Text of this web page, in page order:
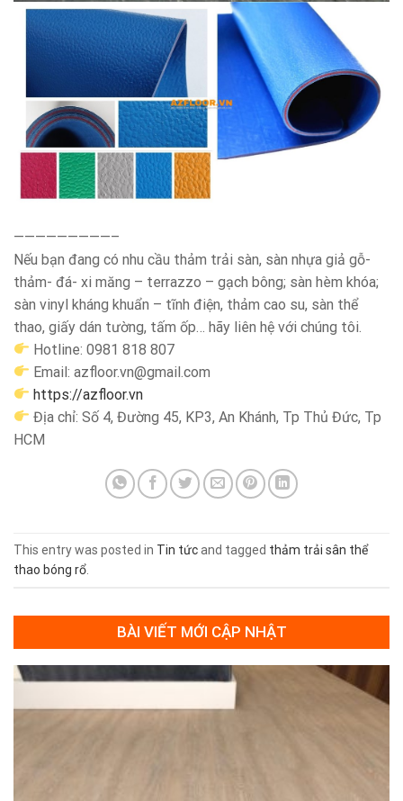
—————————–
Nếu bạn đang có nhu cầu thảm trải sàn, sàn nhựa giả gỗ-
thảm- đá- xi măng – terrazzo – gạch bông; sàn hèm khóa;
sàn vinyl kháng khuẩn – tĩnh điện, thảm cao su, sàn thể
thao, giấy dán tường, tấm ốp… hãy liên hệ với chúng tôi.
Hotline: 0981 818 807
Email: azfloor.vn@gmail.com
https://azfloor.vn
Địa chỉ: Số 4, Đường 45, KP3, An Khánh, Tp Thủ Đức, Tp
HCM
This entry was posted in Tin tứcand tagged thảm trải sân thể
thao bóng rổ
BÀI VIẾT MỚI CẬP NHẬT